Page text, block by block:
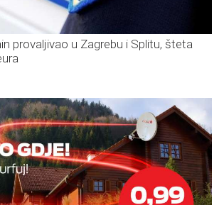
provaljivao u Zagrebu i Splitu, šteta